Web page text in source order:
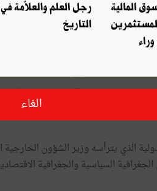
عليه تونس في عالم جديد سريع
الذي يترأسه وزير الشؤون
السياسية والجغرافية
المالية
رجل العلم والعلاّمة
التاريخ
الغاء